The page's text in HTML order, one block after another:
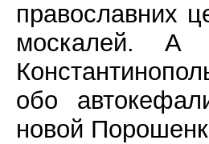
православних
москалей. А
обо
новой